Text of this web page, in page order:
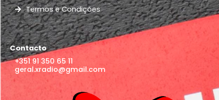
Termos e Condições
Contacto
+351 91 350 65 11
geral.xradio@gmail.com